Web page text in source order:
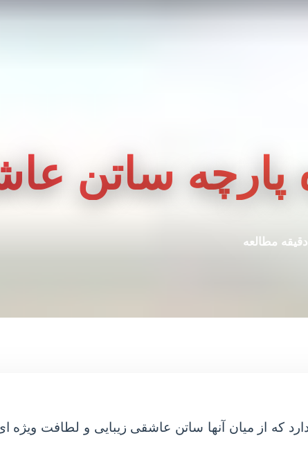
پارچه ساتن
که از میان آنها ساتن عاشقی زیبایی و لطافت